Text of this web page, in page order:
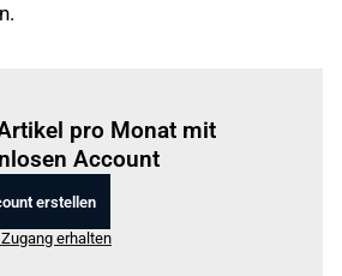
pro Monat mit
Account
erstellen
erhalten